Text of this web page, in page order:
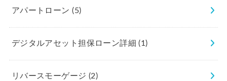
アパートローン(5)
デジタルアセット担保ローン詳細(1)
リバースモーゲージ (2)